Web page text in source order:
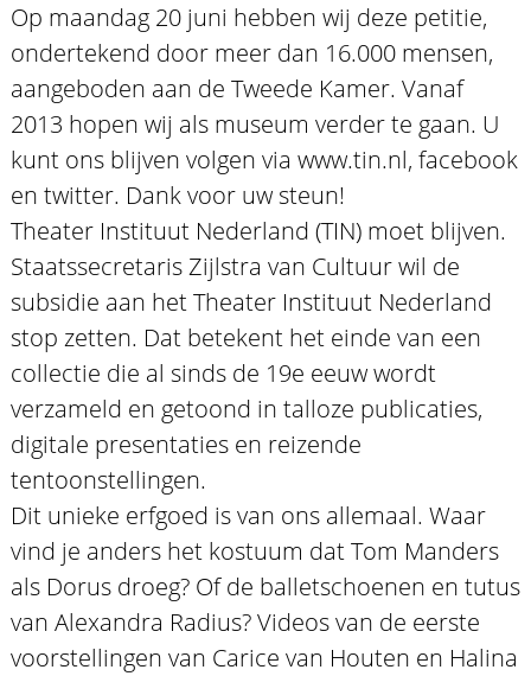
Op maandag 20 juni hebben wij deze petitie,
ondertekend door meer dan 16.000 mensen,
aangeboden aan de Tweede Kamer. Vanaf
2013 hopen wij als museum verder te gaan. U
kunt ons blijven volgen via www.tin.nl, facebook
en twitter. Dank voor uw steun!
Theater Instituut Nederland (TIN) moet blijven.
Staatssecretaris Zijlstra van Cultuur wil de
subsidie aan het Theater Instituut Nederland
stop zetten. Dat betekent het einde van een
collectie die al sinds de 19e eeuw wordt
verzameld en getoond in talloze publicaties,
digitale presentaties en reizende
tentoonstellingen.
Dit unieke erfgoed is van ons allemaal. Waar
vind je anders het kostuum dat Tom Manders
als Dorus droeg? Of de balletschoenen en tutus
van Alexandra Radius? Videos van de eerste
voorstellingen van Carice van Houten en Halina